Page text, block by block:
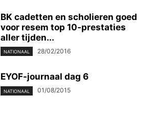
BK cadetten en scholieren goed
voor resem top 10-prestaties
aller tijden...
NATIONAAL 28/02/2016
EYOF-journaal dag 6
NATIONAAL 01/08/2015